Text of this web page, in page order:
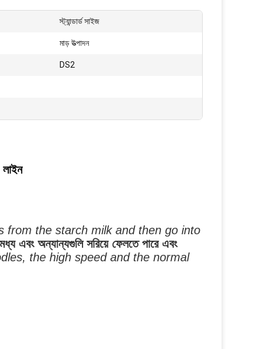
স্ট্যান্ডার্ড সাইজ
মাড় উত্পাদন
DS2
লাইন
from the starch milk and then go into
এবং অন্যান্যগুলি সরিয়ে ফেলতে পারে এবং
the high speed and the normal